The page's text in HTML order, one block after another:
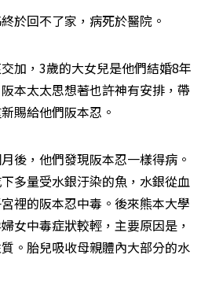
於回不了家，病死於醫院。
加，3歲的大女兒是他們結婚8年
本太太思想著也許神有安排，帶
賜給他們阪本忍。
後，他們發現阪本忍一樣得病。
多量受水銀汙染的魚，水銀從血
裡的阪本忍中毒。後來熊本大學
女中毒症狀較輕，主要原因是，
。胎兒吸收母親體內大部分的水